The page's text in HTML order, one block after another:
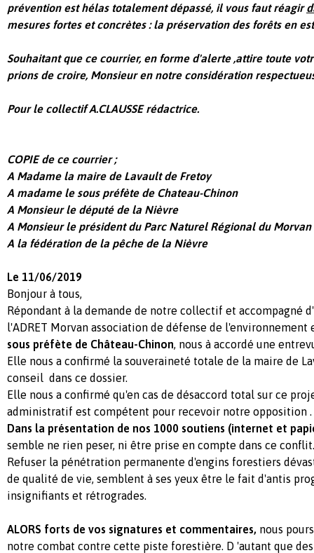
prévention est hélas totalement dépassé, il vous faut réagir
mesures fortes et concrètes : la préservation des forêts en
Souhaitant que ce courrier, en forme d'alerte ,attire toute
prions de croire, Monsieur en notre considération
Pour le collectif A.CLAUSSE rédactrice.
COPIE de ce courrier ;
A Madame la maire de Lavault de Fretoy
A madame le sous préfète de Chateau-Chinon
A Monsieur le député de la Nièvre
A Monsieur le président du Parc Naturel Régional du Morvan
A la fédération de la pêche de la Nièvre
Le 11/06/2019
Bonjour à tous,
Répondant à la demande de notre collectif et accompagné
l'ADRET Morvan association de défense de l'environnement
sous préfète de Château-Chinon, nous à accordé une
Elle nous a confirmé la souveraineté totale de la maire de
conseil dans ce dossier.
Elle nous a confirmé qu'en cas de désaccord total sur ce
administratif est compétent pour recevoir notre opposition .
Dans la présentation de nos 1000 soutiens (internet et
semble ne rien peser, ni être prise en compte dans ce conflit.
Refuser la pénétration permanente d'engins forestiers
de qualité de vie, semblent à ses yeux être le fait d'antis
insignifiants et rétrogrades.
ALORS forts de vos signatures et commentaires, nous
notre combat contre cette piste forestière. D 'autant que des